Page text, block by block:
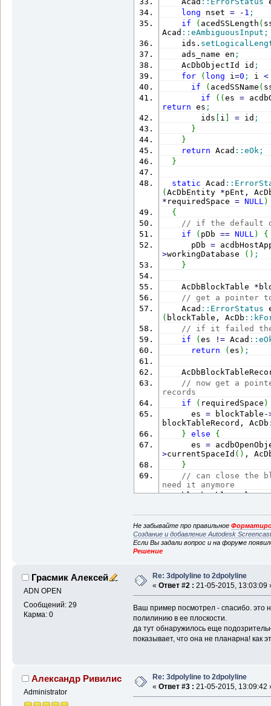
long nset = - 1 ;
if
( acedSSLength (
Acad ::eAmbiguousInput ;
ids.
ads_name en ;
AcDbObjectId id ;
for
( long i=0 ; i <
if
( acedSSName (
if
( (es =
return es ;
ids
i = id ;
}
}
return Acad ::eOk ;
}
static Acad ::
(AcDbEntity *pEnt,
* requiredSpace = NULL )
{
// if the default
if
( pDb == NULL )
{
pDb =
>workingDatabase ( ) ;
}
AcDbBlockTable *
// get a pointer
Acad :: ErrorStatus
( blockTable, AcDb ::
// if it failed
if
(es != Acad ::
return
(es ) ;
// now get a
records
if
( requiredSpace )
es = blockTable -
blockTableRecord, AcDb
}
else
{
es =
>currentSpaceId ( ) ,
}
// can close the
need it anymore
blockTable->close
if (es != Acad::
return ( es);
// otherwise put
es
blockTableRecord
// close entity
pEnt->close();
return
es);
}
resbuf *prbGrip
ads_name
Не забывайте про правильное
Создание и добавление Autodesk
Если Вы задали вопрос и на форуме
Решение
Грасмик Алексей
ADN OPEN
Сообщений: 29
Карма: 0
Re: 3dpolyline to 2dpolyline
« Ответ #2 : 21-05-2015, 13:03:09
Ваш пример посмотрел - спасибо. это
полилинию в ее плоскости.
да тут обнаружилось еще
показывает, что она не планарна! как
Александр Ривилис
Administrator
Re: 3dpolyline to 2dpolyline
« Ответ #3 : 21-05-2015, 13:09:42